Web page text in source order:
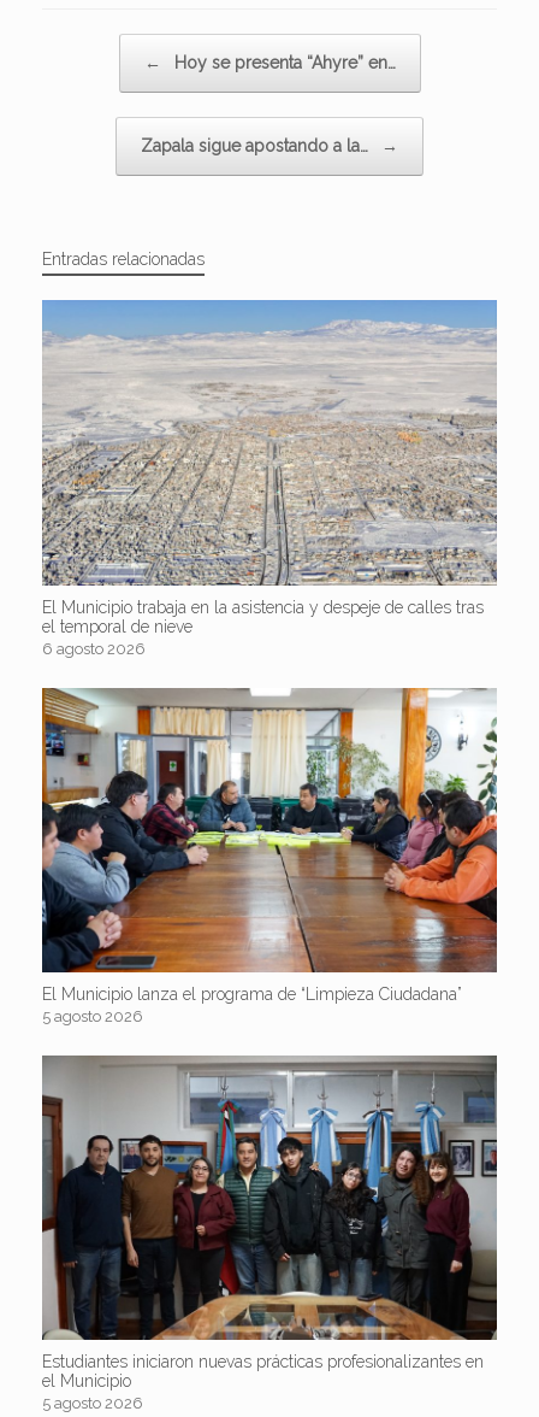
← Hoy se presenta “Ahyre” en…
Zapala sigue apostando a la… →
Entradas relacionadas
El Municipio trabaja en la asistencia y despeje de calles tras
el temporal de nieve
6 agosto 2026
El Municipio lanza el programa de “Limpieza Ciudadana”
5 agosto 2026
Estudiantes iniciaron nuevas prácticas profesionalizantes en
el Municipio
5 agosto 2026